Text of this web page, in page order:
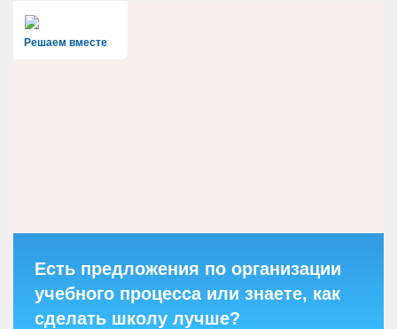
Решаем вместе
Есть предложения по организации
учебного процесса или знаете, как
сделать школу лучше?